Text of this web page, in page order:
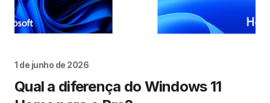
1 de junho de 2026
Qual a diferença do Windows 11